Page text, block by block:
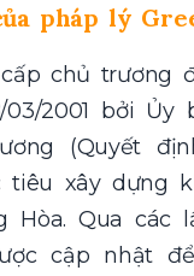
pháp lý
chủ trương
2001 bởi Ủy
(Quyết
tiêu xây dựng
Hòa. Qua các
cập nhật